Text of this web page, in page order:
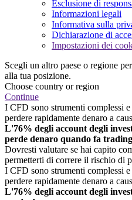
Esclusione di
Informazioni legali
Informativa sulla
Dichiarazione di
Impostazioni dei
Scegli un altro paese o regione
alla tua posizione.
Choose country or region
Continue
I CFD sono strumenti complessi
perdere rapidamente denaro a
L'76% degli account degli
perde denaro quando fa
Dovresti valutare se hai capito
permetterti di correre il rischio di
I CFD sono strumenti complessi
perdere rapidamente denaro a
L'76% degli account degli